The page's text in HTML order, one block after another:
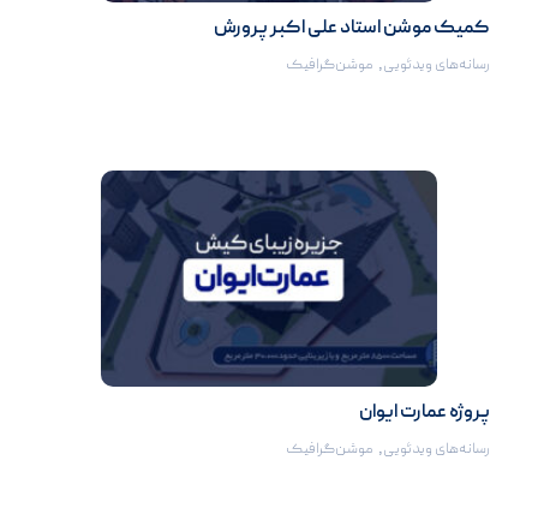
کمیک موشن استاد علی اکبر پرورش
رسانه‌های ویدئویی, موشن‌گرافیک
پروژه عمارت ایوان
رسانه‌های ویدئویی, موشن‌گرافیک